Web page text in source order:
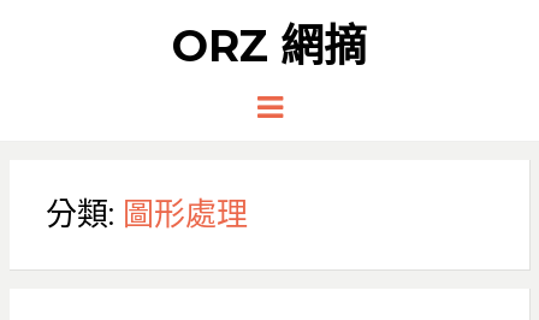
ORZ 網摘
Menu
分類: 圖形處理